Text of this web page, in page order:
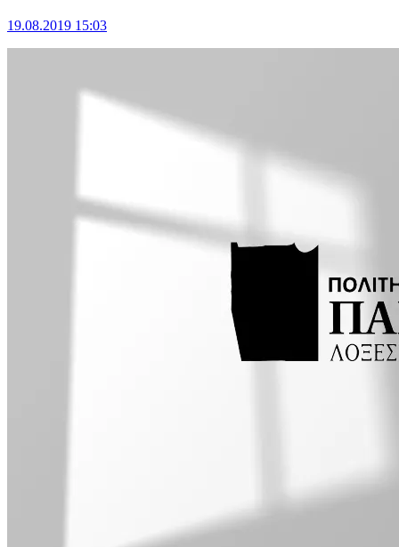
19.08.2019 15:03